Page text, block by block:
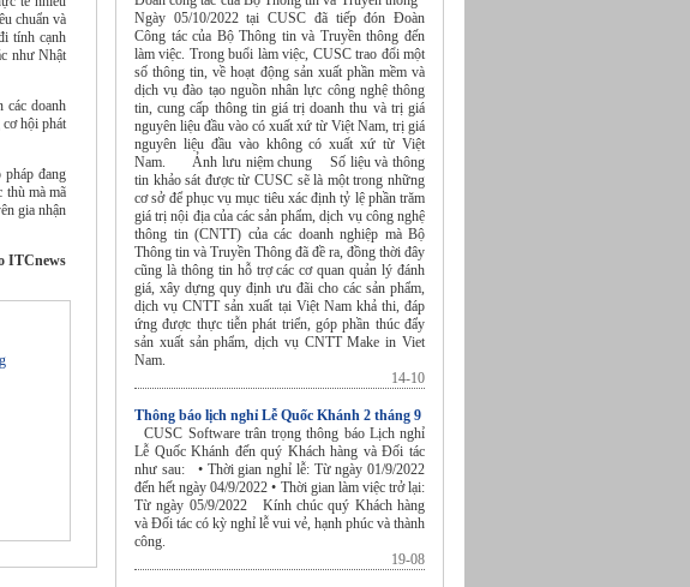
chuẩn và
tính cạnh
như Nhật
các doanh
hội phát
đang
thù mà mã
gia nhận
ITCnews
Ngày 05/10/2022 tại CUSC đã tiếp đón Đoàn
Công tác của Bộ Thông tin và Truyền thông đến
làm việc. Trong buổi làm việc, CUSC trao đổi một
số thông tin, về hoạt động sản xuất phần mềm và
dịch vụ đào tạo nguồn nhân lực công nghệ thông
tin, cung cấp thông tin giá trị doanh thu và trị giá
nguyên liệu đầu vào có xuất xứ từ Việt Nam, trị giá
nguyên liệu đầu vào không có xuất xứ từ Việt
Nam. Ảnh lưu niệm chung Số liệu và thông
tin khảo sát được từ CUSC sẽ là một trong những
cơ sở để phục vụ mục tiêu xác định tỷ lệ phần trăm
giá trị nội địa của các sản phẩm, dịch vụ công nghệ
thông tin (CNTT) của các doanh nghiệp mà Bộ
Thông tin và Truyền Thông đã đề ra, đồng thời đây
cũng là thông tin hỗ trợ các cơ quan quản lý đánh
giá, xây dựng quy định ưu đãi cho các sản phẩm,
dịch vụ CNTT sản xuất tại Việt Nam khả thi, đáp
ứng được thực tiễn phát triển, góp phần thúc đẩy
sản xuất sản phẩm, dịch vụ CNTT Make in Viet
Nam.
14-10
Thông báo lịch nghỉ Lễ Quốc Khánh 2 tháng 9
CUSC Software trân trọng thông báo Lịch nghỉ
Lễ Quốc Khánh đến quý Khách hàng và Đối tác
như sau: • Thời gian nghỉ lễ: Từ ngày 01/9/2022
đến hết ngày 04/9/2022 • Thời gian làm việc trở lại:
Từ ngày 05/9/2022 Kính chúc quý Khách hàng
và Đối tác có kỳ nghỉ lễ vui vẻ, hạnh phúc và thành
công.
19-08